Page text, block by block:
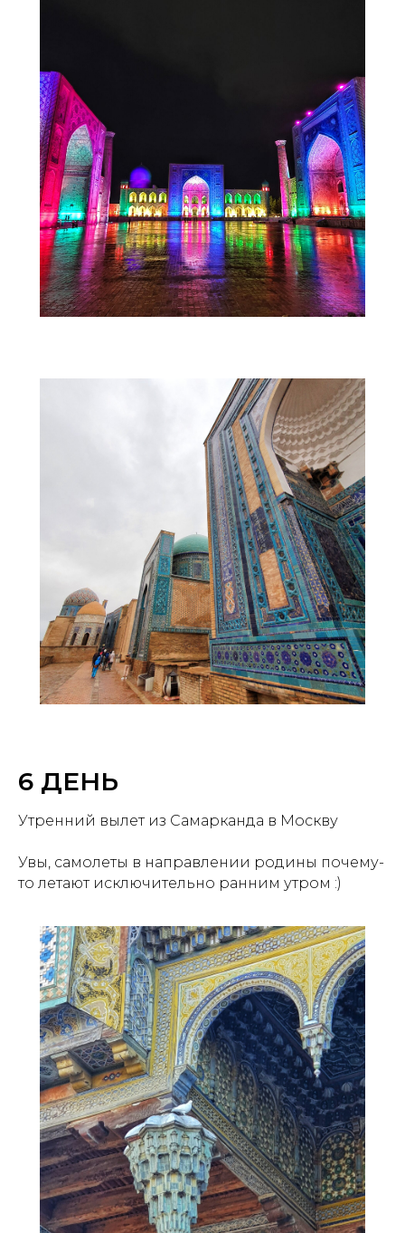
6 ДЕНЬ
Утренний вылет из Самарканда в Москву
Увы, самолеты в направлении родины почему-
то летают исключительно ранним утром :)